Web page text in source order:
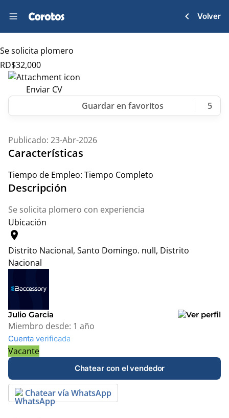
Volver
Se solicita plomero
RD$32,000
Enviar CV
5
Publicado: 23-Abr-2026
Características
Tiempo de Empleo: Tiempo Completo
Descripción
Se solicita plomero con experiencia
Ubicación
location_on
Distrito Nacional, Santo Domingo. null, Distrito
Nacional
Julio Garcia
Miembro desde: 1 año
Cuenta verificada
Vacante
Chatear con el vendedor
Chatear vía WhatsApp